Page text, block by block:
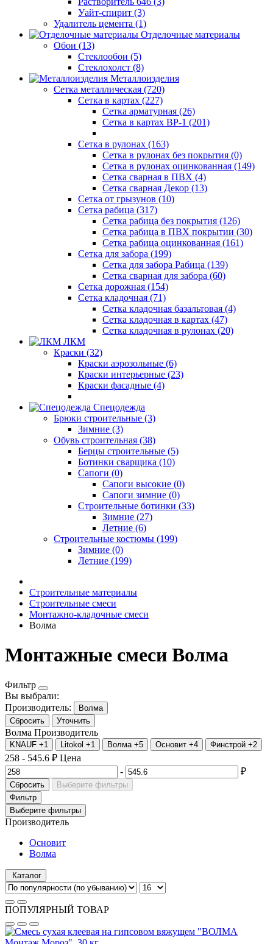
Уайт-спирит (3)
Удалитель цемента (1)
Отделочные материалы
Обои (13)
Стеклообои (5)
Стеклохолст (8)
Металлоизделия
Сетка металлическая (720)
Сетка в картах (227)
Сетка арматурная (26)
Сетка в картах ВР-1 (201)
Сетка в рулонах (163)
Сетка в рулонах без покрытия (0)
Сетка в рулонах оцинкованная (149)
Сетка сварная в ПВХ (4)
Сетка сварная Декор (13)
Сетка от грызунов (10)
Сетка рабица (317)
Сетка рабица без покрытия (126)
Сетка рабица в ПВХ покрытии (30)
Сетка рабица оцинкованная (161)
Сетка для забора (199)
Сетка для забора Рабица (139)
Сетка сварная для забора (60)
Сетка дорожная (154)
Сетка кладочная (71)
Сетка кладочная базальтовая (4)
Сетка кладочная в картах (47)
Сетка кладочная в рулонах (20)
ЛКМ
Краски (32)
Краски аэрозольные (6)
Краски интерьерные (23)
Краски фасадные (4)
Спецодежда
Брюки строительные (3)
Зимние (3)
Обувь строительная (38)
Берцы строительные (5)
Ботинки сварщика (10)
Сапоги (0)
Сапоги высокие (0)
Сапоги зимние (0)
Строительные ботинки (33)
Зимние (27)
Летние (6)
Строительные костюмы (199)
Зимние (0)
Летние (199)
Строительные материалы
Строительные смеси
Монтажно-кладочные смеси
Волма
Монтажные смеси Волма
Фильтр
Вы выбрали:
Производитель:
Волма
Сбросить
Уточнить
Волма Производитель
KNAUF +1 Litokol +1 Волма +5 Основит +4 Финстрой +2
258 - 545.6 ₽ Цена
-
₽
Сбросить
Выберите фильтры
Фильтр
Выберите фильтры
Производитель
Основит
Волма
Каталог
ПОПУЛЯРНЫЙ ТОВАР